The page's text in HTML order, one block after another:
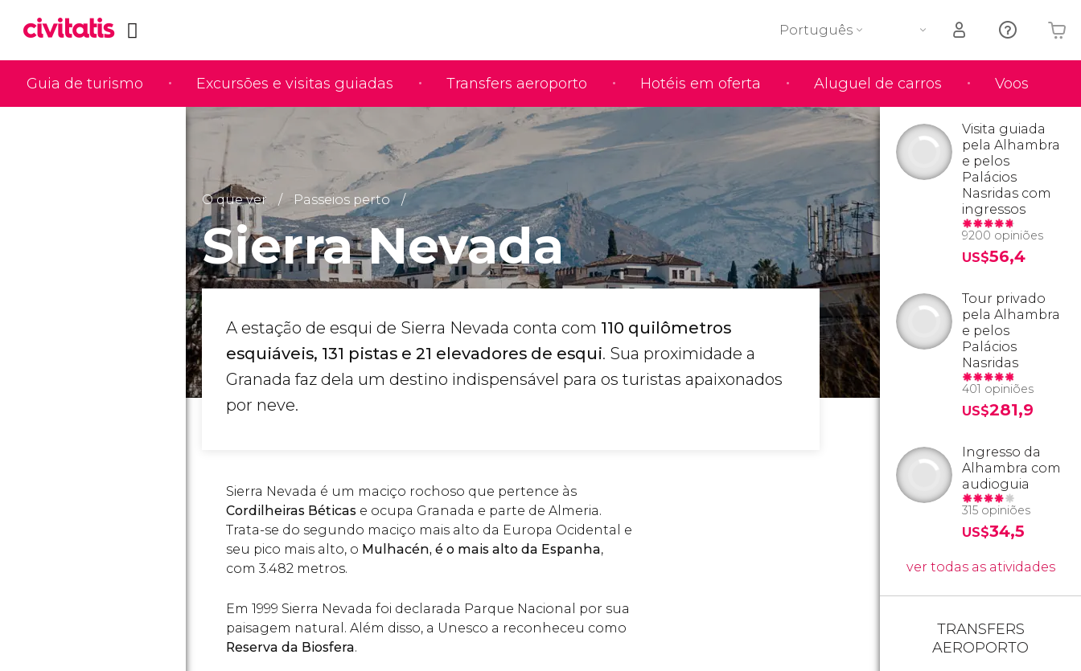
Guia de turismo Excursões e visitas guiadas Transfers aeroporto Hotéis em oferta Aluguel de carros Voos
Português
O seu carrinho está vazio
O que ver Passeios perto
Sierra Nevada
A estação de esqui de Sierra Nevada conta com 110 quilômetros
esquiáveis, 131 pistas e 21 elevadores de esqui. Sua proximidade a
Granada faz dela um destino indispensável para os turistas apaixonados
por neve.
Sierra Nevada é um maciço rochoso que pertence às
Cordilheiras Béticas e ocupa Granada e parte de Almeria.
Trata-se do segundo maciço mais alto da Europa Ocidental e
seu pico mais alto, o Mulhacén, é o mais alto da Espanha,
com 3.482 metros.
Em 1999 Sierra Nevada foi declarada Parque Nacional por sua
paisagem natural. Além disso, a Unesco a reconheceu como
Reserva da Biosfera.
Visita guiada
pela Alhambra
e pelos
Palácios
Nasridas com
ingressos
9200 opiniões
US$56,4
Tour privado
pela Alhambra
e pelos
Palácios
Nasridas
401 opiniões
US$281,9
Ingresso da
Alhambra com
audioguia
315 opiniões
US$34,5
ver todas as atividades
TRANSFERS
AEROPORTO